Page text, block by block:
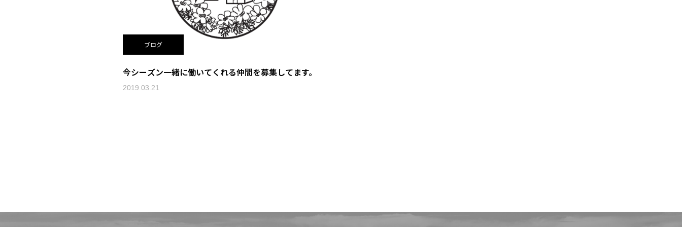
ブログ
今シーズン一緒に働いてくれる仲間を募集してます。
2019.03.21